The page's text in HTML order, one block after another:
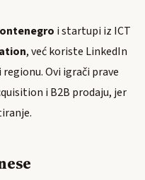
i startupi iz ICT
, već koriste LinkedIn
Ovi igrači prave
i B2B prodaju, jer